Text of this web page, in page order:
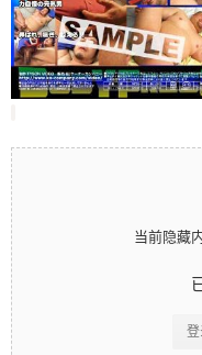
当前隐藏
当前隐藏内容需要
录立刻注册 0 收藏
扫描二维码继续阅读